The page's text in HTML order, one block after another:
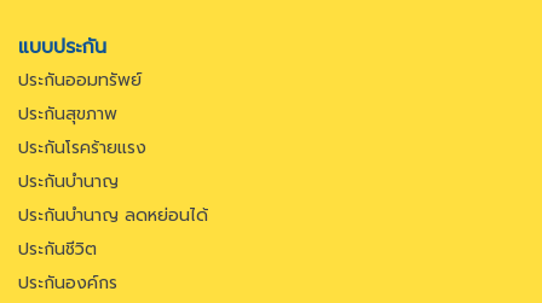
แบบประกัน
ประกันออมทรัพย์
ประกันสุขภาพ
ประกันโรคร้ายแรง
ประกันบำนาญ
ประกันบำนาญ ลดหย่อนได้
ประกันชีวิต
ประกันองค์กร